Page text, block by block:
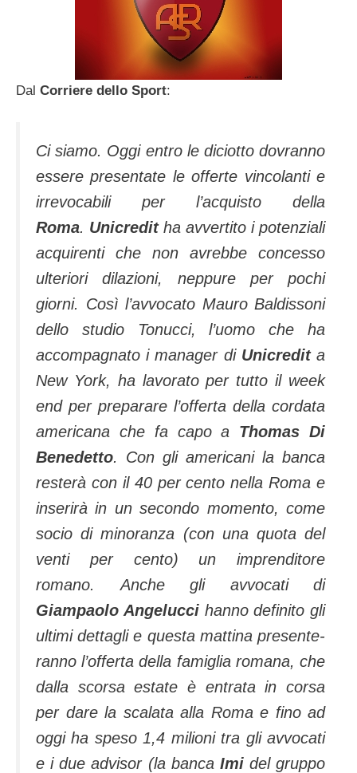
Dal Corriere dello Sport:
Ci siamo. Oggi entro le diciotto dovranno
es­sere presentate le offerte vin­colanti e
irrevocabili per l’ac­quisto della
Roma. Unicredit ha avvertito i potenziali
acquirenti che non avrebbe con­cesso
ulteriori dilazioni, nep­pure per pochi
giorni. Così l’avvocato Mauro Baldissoni
dello studio Tonucci, l’uomo che ha
accompa­gnato i manager di Unicredita
New York, ha la­vorato per tutto il week
end per preparare l’offer­ta della cordata
americana che fa capo a Thomas Di
Benedetto. Con gli america­ni la banca
resterà con il 40 per cento nella Roma e
inseri­rà in un secondo momento, come
socio di minoranza (con una quota del
venti per cento) un imprenditore
romano. An­che gli avvocati di
Giampaolo Angeluccihanno definito gli
ultimi dettagli e questa mattina presente­
ranno l’offerta della famiglia ro­mana, che
dalla scorsa estate è entrata in corsa
per dare la scala­ta alla Roma e fino ad
oggi ha speso 1,4 milioni tra gli avvo­cati
e i due advisor (la banca Imi del gruppo